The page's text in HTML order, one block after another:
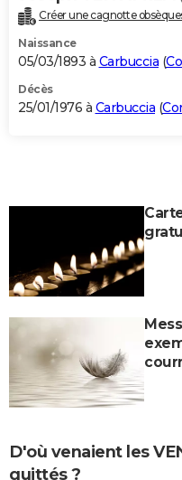
Créer une cagnotte
Naissance
05/03/1893 à Carbuccia (
Décès
25/01/1976 à Carbuccia (
D'où venaient les
quittés ?